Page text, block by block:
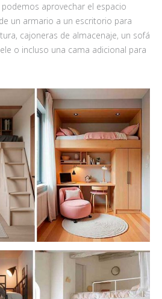
podemos aprovechar el espacio
un armario a un escritorio para
cajoneras de almacenaje, un sofá
o incluso una cama adicional para